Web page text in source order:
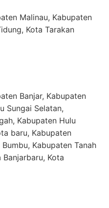
Malinau, Kabupaten
Kota Tarakan
Banjar, Kabupaten
Sungai Selatan,
Kabupaten Hulu
baru, Kabupaten
Kabupaten Tanah
Kota